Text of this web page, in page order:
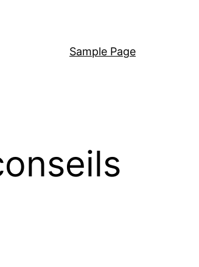
Sample Page